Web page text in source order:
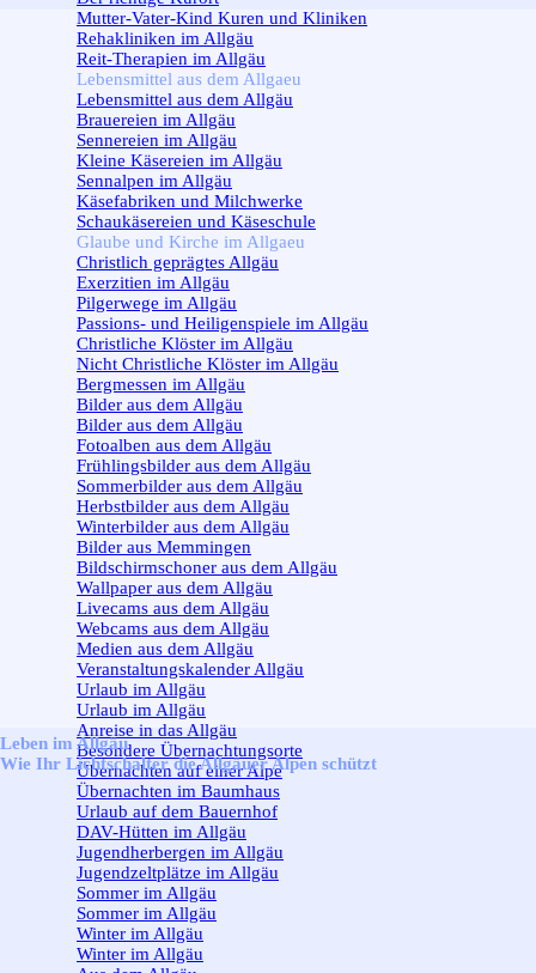
Mutter-Vater-Kind Kuren und Kliniken
Rehakliniken im Allgäu
Reit-Therapien im Allgäu
Lebensmittel aus dem Allgaeu
Lebensmittel aus dem Allgäu
Brauereien im Allgäu
Sennereien im Allgäu
Kleine Käsereien im Allgäu
Sennalpen im Allgäu
Käsefabriken und Milchwerke
Schaukäsereien und Käseschule
Glaube und Kirche im Allgaeu
Christlich geprägtes Allgäu
Exerzitien im Allgäu
Pilgerwege im Allgäu
Passions- und Heiligenspiele im Allgäu
Christliche Klöster im Allgäu
Nicht Christliche Klöster im Allgäu
Bergmessen im Allgäu
Bilder aus dem Allgäu
Bilder aus dem Allgäu
Fotoalben aus dem Allgäu
Frühlingsbilder aus dem Allgäu
Sommerbilder aus dem Allgäu
Herbstbilder aus dem Allgäu
Winterbilder aus dem Allgäu
Bilder aus Memmingen
Bildschirmschoner aus dem Allgäu
Wallpaper aus dem Allgäu
Livecams aus dem Allgäu
Webcams aus dem Allgäu
Medien aus dem Allgäu
Veranstaltungskalender Allgäu
Urlaub im Allgäu
Urlaub im Allgäu
Anreise in das Allgäu
Besondere Übernachtungsorte
Übernachten auf einer Alpe
Übernachten im Baumhaus
Urlaub auf dem Bauernhof
DAV-Hütten im Allgäu
Jugendherbergen im Allgäu
Jugendzeltplätze im Allgäu
Sommer im Allgäu
Sommer im Allgäu
Winter im Allgäu
Winter im Allgäu
Leben im Allgäu
Wie Ihr Lichtschalter die Allgäuer Alpen schützt